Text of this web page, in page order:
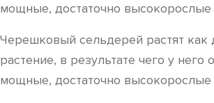
мощные, достаточно высокорослые
Черешковый сельдерей растят как
растение, в результате чего у него
мощные, достаточно высокорослые